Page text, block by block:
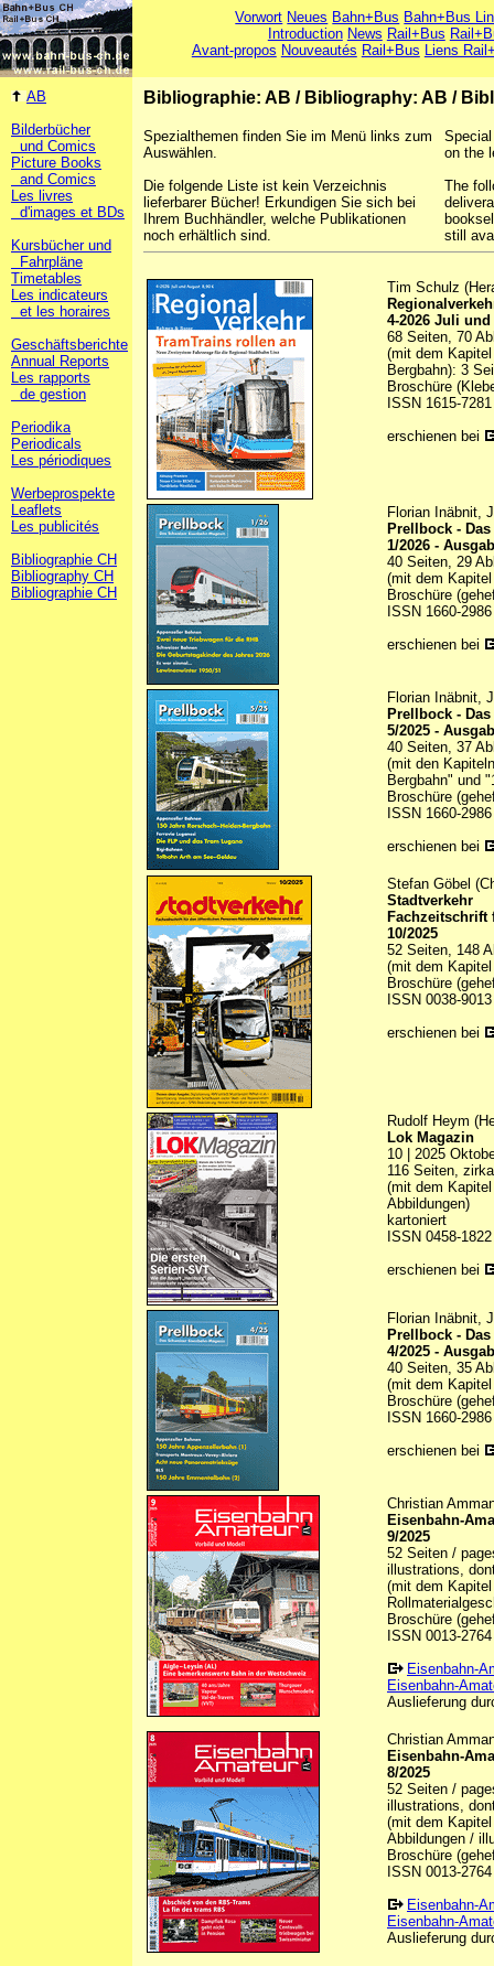
Vorwort Neues Bahn+Bus Bahn+Bus
Introduction News Rail+Bus
Avant-propos Nouveautés Rail+Bus Liens
AB
Bilderbücher
und Comics
Picture Books
and Comics
Les livres
d'images et BDs
Kursbücher und
Fahrpläne
Timetables
Les indicateurs
et les horaires
Geschäftsberichte
Annual Reports
Les rapports
de gestion
Periodika
Periodicals
Les périodiques
Werbeprospekte
Leaflets
Les publicités
Bibliographie CH
Bibliography CH
Bibliographie CH
Bibliographie: AB / Bibliography: AB /
Spezialthemen finden Sie im Menü links zum
Auswählen.
Die folgende Liste ist kein Verzeichnis
lieferbarer Bücher! Erkundigen Sie sich bei
Ihrem Buchhändler, welche Publikationen
noch erhältlich sind.
on the
The
still
Tim Schulz
4-2026 Juli
68 Seiten, 70
(mit dem
Bergbahn): 3
Broschüre
ISSN 1615-7281
erschienen bei
Florian Inäbnit,
Prellbock -
1/2026 -
40 Seiten, 29
(mit dem
Broschüre
ISSN 1660-2986
erschienen bei
Florian Inäbnit,
Prellbock -
5/2025 -
40 Seiten, 37
(mit den
Bergbahn" und
Broschüre
ISSN 1660-2986
erschienen bei
Stefan Göbel
Stadtverkehr
Fachzeitschrift
10/2025
52 Seiten, 148
(mit dem
Broschüre
ISSN 0038-9013
erschienen bei
Rudolf Heym
Lok Magazin
10 | 2025
116 Seiten,
(mit dem
Abbildungen)
kartoniert
ISSN 0458-1822
erschienen bei
Florian Inäbnit,
Prellbock -
4/2025 -
40 Seiten, 35
(mit dem
Broschüre
ISSN 1660-2986
erschienen bei
Christian
Eisenbahn-
9/2025
52 Seiten /
illustrations,
(mit dem
Broschüre
ISSN 0013-2764
Eisenbahn-
Eisenbahn-
Auslieferung
Christian
Eisenbahn-
8/2025
52 Seiten /
illustrations,
(mit dem
Abbildungen /
Broschüre
ISSN 0013-2764
Eisenbahn-
Eisenbahn-
Auslieferung